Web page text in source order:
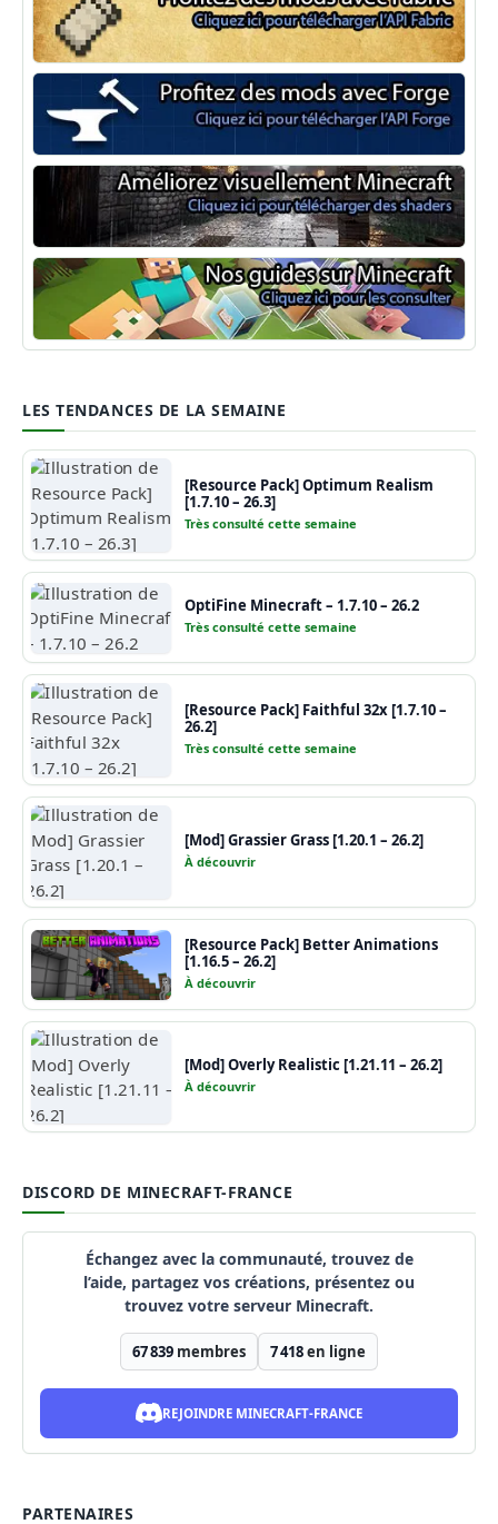
Minecraft Fabric
Minecraft Forge
Shaders Minecraft
Guide Minecraft
LES TENDANCES DE LA SEMAINE
[Resource Pack] Optimum Realism
[1.7.10 – 26.3]
Très consulté cette semaine
OptiFine Minecraft – 1.7.10 – 26.2
Très consulté cette semaine
[Resource Pack] Faithful 32x [1.7.10 –
26.2]
Très consulté cette semaine
[Mod] Grassier Grass [1.20.1 – 26.2]
À découvrir
[Resource Pack] Better Animations
[1.16.5 – 26.2]
À découvrir
[Mod] Overly Realistic [1.21.11 – 26.2]
À découvrir
DISCORD DE MINECRAFT-FRANCE
Échangez avec la communauté, trouvez de
l’aide, partagez vos créations, présentez ou
trouvez votre serveur Minecraft.
67 839 membres 7 418en ligne
REJOINDRE MINECRAFT-FRANCE
PARTENAIRES